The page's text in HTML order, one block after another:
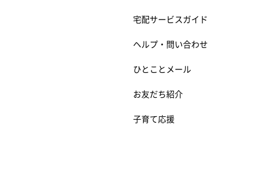
宅配サービスガイド
ヘルプ・問い合わせ
ひとことメール
お友だち紹介
子育て応援